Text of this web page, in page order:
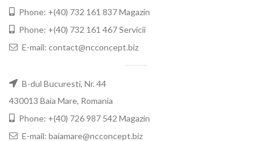
Phone: +(40) 732 161 837 Magazin
Phone: +(40) 732 161 467 Servicii
E-mail: contact@ncconcept.biz
B-dul Bucuresti, Nr. 44
430013 Baia Mare, Romania
Phone: +(40) 726 987 542 Magazin
E-mail: baiamare@ncconcept.biz